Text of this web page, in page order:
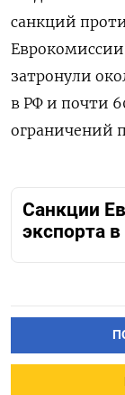
санкций
затронули
в РФ и почти
ограничений
Санкции
экспорта